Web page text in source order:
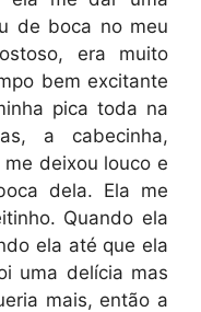
de boca no meu
era muito
bem excitante
pica toda na
a cabecinha,
deixou louco e
dela. Ela me
Quando ela
ela até que ela
uma delícia mas
mais, então a